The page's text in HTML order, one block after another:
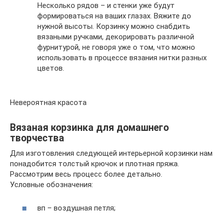
Несколько рядов – и стенки уже будут
формироваться на ваших глазах. Вяжите до
нужной высоты. Корзинку можно снабдить
вязаными ручками, декорировать различной
фурнитурой, не говоря уже о том, что можно
использовать в процессе вязания нитки разных
цветов.
Невероятная красота
Вязаная корзинка для домашнего
творчества
Для изготовления следующей интерьерной корзинки нам
понадобится толстый крючок и плотная пряжа.
Рассмотрим весь процесс более детально.
Условные обозначения:
вп – воздушная петля;